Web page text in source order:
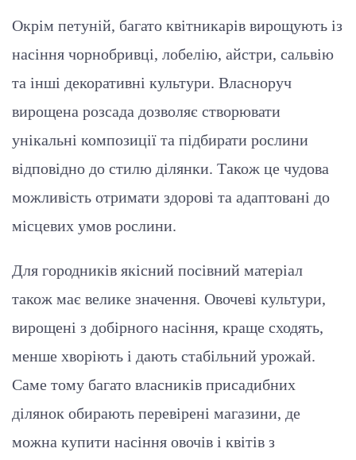
Окрім петуній, багато квітникарів вирощують із
насіння чорнобривці, лобелію, айстри, сальвію
та інші декоративні культури. Власноруч
вирощена розсада дозволяє створювати
унікальні композиції та підбирати рослини
відповідно до стилю ділянки. Також це чудова
можливість отримати здорові та адаптовані до
місцевих умов рослини.
Для городників якісний посівний матеріал
також має велике значення. Овочеві культури,
вирощені з добірного насіння, краще сходять,
менше хворіють і дають стабільний урожай.
Саме тому багато власників присадибних
ділянок обирають перевірені магазини, де
можна купити насіння овочів і квітів з